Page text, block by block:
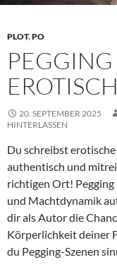
PLOT,PO
20. SEPTEMBER 2025
HINTERLASSEN
Du schreibst
authentisch und
richtigen Ort!
und Machtdynamik
dir als Autor die
Körperlichkeit deiner
du Pegging-Szenen